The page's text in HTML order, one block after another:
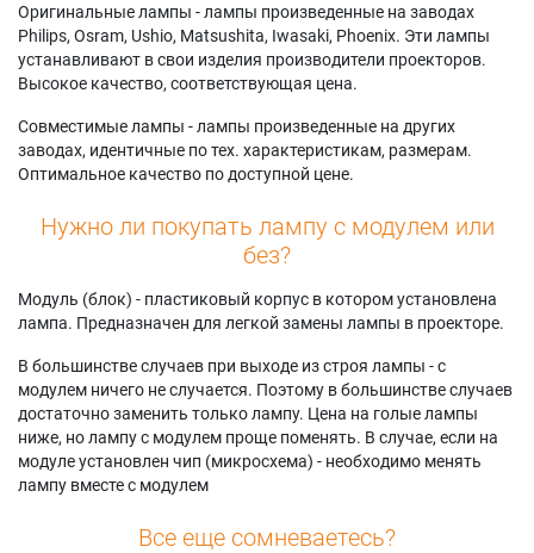
Оригинальные лампы - лампы произведенные на заводах
Philips, Osram, Ushio, Matsushita, Iwasaki, Phoenix. Эти лампы
устанавливают в свои изделия производители проекторов.
Высокое качество, соответствующая цена.
Совместимые лампы - лампы произведенные на других
заводах, идентичные по тех. характеристикам, размерам.
Оптимальное качество по доступной цене.
Нужно ли покупать лампу с модулем или
без?
Модуль (блок) - пластиковый корпус в котором установлена
лампа. Предназначен для легкой замены лампы в проекторе.
В большинстве случаев при выходе из строя лампы - с
модулем ничего не случается. Поэтому в большинстве случаев
достаточно заменить только лампу. Цена на голые лампы
ниже, но лампу с модулем проще поменять. В случае, если на
модуле установлен чип (микросхема) - необходимо менять
лампу вместе с модулем
Все еще сомневаетесь?